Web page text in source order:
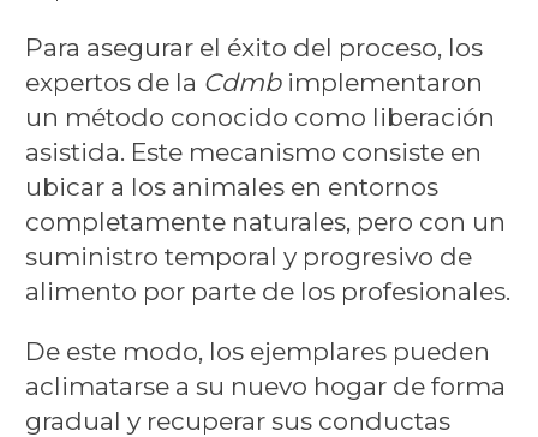
Para asegurar el éxito del proceso, los
expertos de la Cdmbimplementaron
un método conocido como liberación
asistida. Este mecanismo consiste en
ubicar a los animales en entornos
completamente naturales, pero con un
suministro temporal y progresivo de
alimento por parte de los profesionales.
De este modo, los ejemplares pueden
aclimatarse a su nuevo hogar de forma
gradual y recuperar sus conductas